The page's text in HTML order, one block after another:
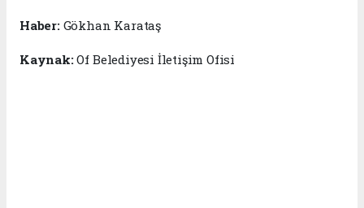
Haber: Gökhan Karataş
Kaynak:Of Belediyesi İletişim Ofisi